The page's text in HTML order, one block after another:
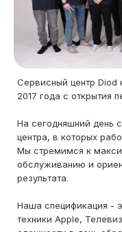
Сервисный центр Diod
2017 года с открытия
На сегодняшний день
центра, в которых
Мы стремимся к
обслуживанию и
результата.
Наша спецификация -
техники Apple,